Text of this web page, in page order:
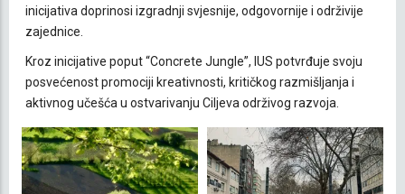
inicijativa doprinosi izgradnji svjesnije, odgovornije i održivije
zajednice.
Kroz inicijative poput “Concrete Jungle”, IUS potvrđuje svoju
posvećenost promociji kreativnosti, kritičkog razmišljanja i
aktivnog učešća u ostvarivanju Ciljeva održivog razvoja.